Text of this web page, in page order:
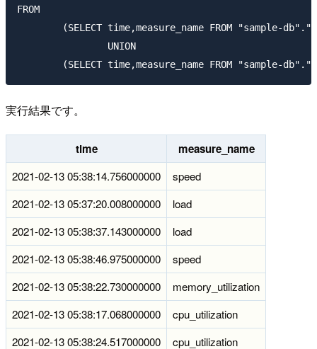
FROM
実行結果です。
time measure_name
2021-02-13 05:38:14.756000000
speed
2021-02-13 05:37:20.008000000
load
2021-02-13 05:38:37.143000000
load
2021-02-13 05:38:46.975000000
speed
2021-02-13 05:38:22.730000000
memory_utilization
2021-02-13 05:38:17.068000000
cpu_utilization
2021-02-13 05:38:24.517000000
cpu_utilization